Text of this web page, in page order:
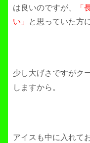
は良いのですが、
「
い」
と思っていた方
少し大げさですがク
しますから。
アイスも中に入れて